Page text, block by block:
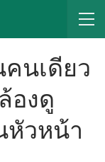
นเดียว
องดู
หัวหน้า